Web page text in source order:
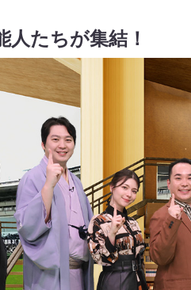
人たちが集結！